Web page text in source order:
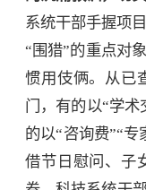
系统干部手握项
“围猎”的重点对
惯用伎俩。从已
门，有的以“学术
的以“咨询费”“
借节日慰问、子